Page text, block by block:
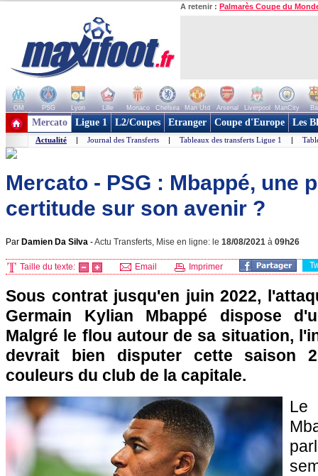
A retenir : Palmarès Coupe du
OM PSG Lyon Lille Monaco Chelsea Man Utd Arsenal Liverpool ManCity
+ de clubs
Mercato Ligue 1 L2/Coupes Etranger Coupe d'Europe Les
Actualité | Journal des Transferts | Tableaux des transferts Ligue 1 |
Mercato - PSG : Mbappé, une
certitude sur son avenir ?
Par Damien Da Silva -Actu Transferts, Mise en ligne: le 18/08/2021 à 09h26
Taille du texte: Email Imprimer
Sous contrat jusqu'en juin 2022,
Germain Kylian Mbappé dispose
Malgré le flou autour de sa situation,
devrait bien disputer cette saison
couleurs du club de la capitale.